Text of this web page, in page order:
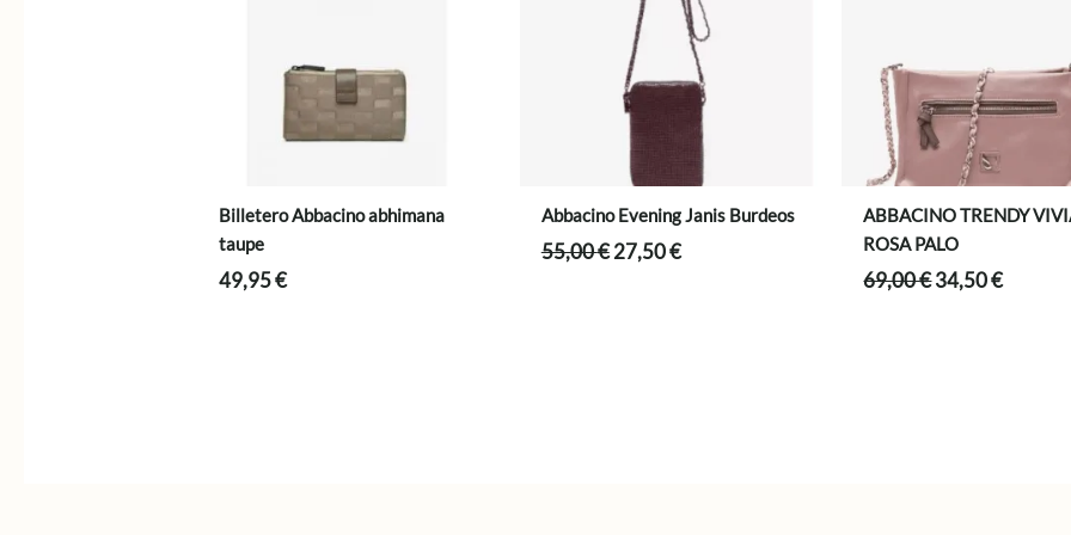
Billetero Abbacino abhimana
taupe
49,95€
Abbacino Evening Janis Burdeos
55,00€ El
27,50€El
ABBACINO TRENDY
ROSA PALO
69,00€El
34,50€El